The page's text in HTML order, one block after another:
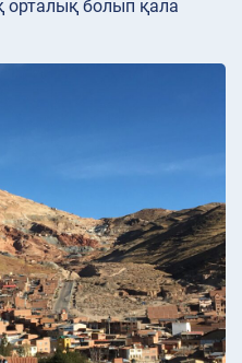
болып қала